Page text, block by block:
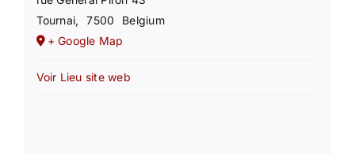
Tournai, 7500
Belgium
+ Google Map
Voir Lieu site web